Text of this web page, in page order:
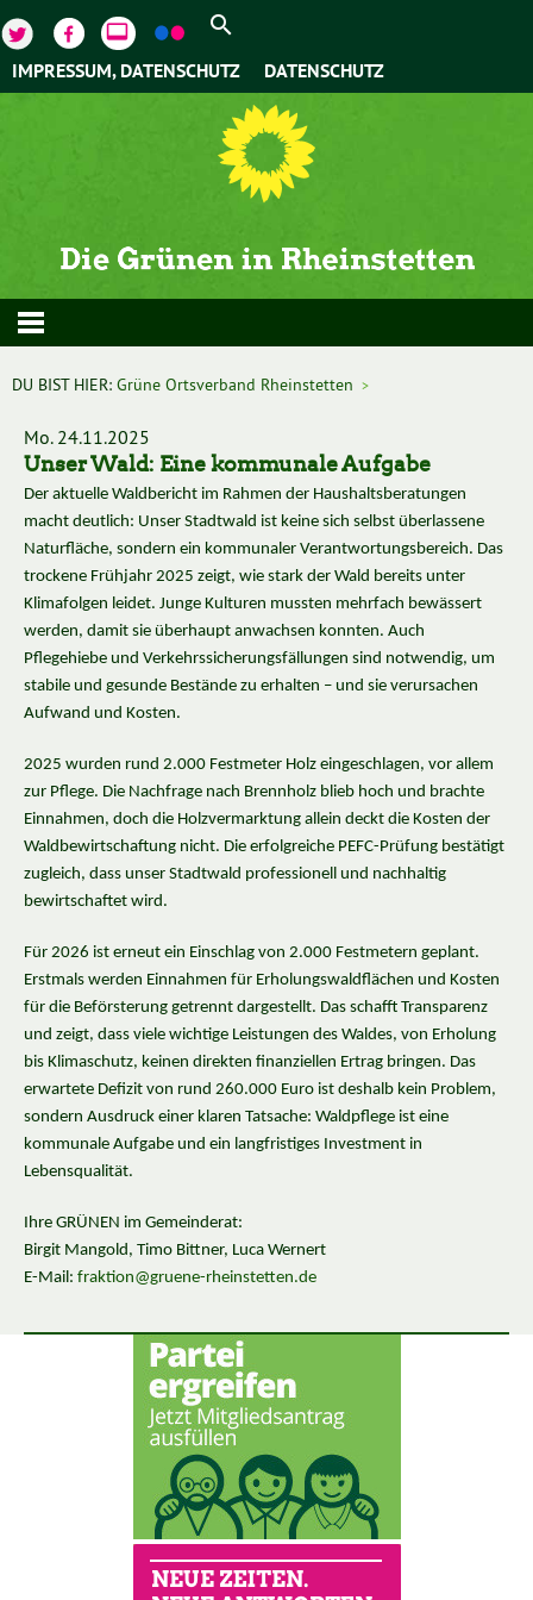
video_label
IMPRESSUM, DATENSCHUTZ DATENSCHUTZ
DU BIST HIER: Grüne Ortsverband Rheinstetten >
Mo. 24.11.2025
Unser Wald: Eine kommunale Aufgabe
Der aktuelle Waldbericht im Rahmen der Haushaltsberatungen
macht deutlich: Unser Stadtwald ist keine sich selbst überlassene
Naturfläche, sondern ein kommunaler Verantwortungsbereich. Das
trockene Frühjahr 2025 zeigt, wie stark der Wald bereits unter
Klimafolgen leidet. Junge Kulturen mussten mehrfach bewässert
werden, damit sie überhaupt anwachsen konnten. Auch
Pflegehiebe und Verkehrssicherungsfällungen sind notwendig, um
stabile und gesunde Bestände zu erhalten – und sie verursachen
Aufwand und Kosten.
2025 wurden rund 2.000 Festmeter Holz eingeschlagen, vor allem
zur Pflege. Die Nachfrage nach Brennholz blieb hoch und brachte
Einnahmen, doch die Holzvermarktung allein deckt die Kosten der
Waldbewirtschaftung nicht. Die erfolgreiche PEFC-Prüfung bestätigt
zugleich, dass unser Stadtwald professionell und nachhaltig
bewirtschaftet wird.
Für 2026 ist erneut ein Einschlag von 2.000 Festmetern geplant.
Erstmals werden Einnahmen für Erholungswaldflächen und Kosten
für die Beförsterung getrennt dargestellt. Das schafft Transparenz
und zeigt, dass viele wichtige Leistungen des Waldes, von Erholung
bis Klimaschutz, keinen direkten finanziellen Ertrag bringen. Das
erwartete Defizit von rund 260.000 Euro ist deshalb kein Problem,
sondern Ausdruck einer klaren Tatsache: Waldpflege ist eine
kommunale Aufgabe und ein langfristiges Investment in
Lebensqualität.
Ihre GRÜNEN im Gemeinderat:
Birgit Mangold, Timo Bittner, Luca Wernert
E-Mail: fraktion@gruene-rheinstetten.de